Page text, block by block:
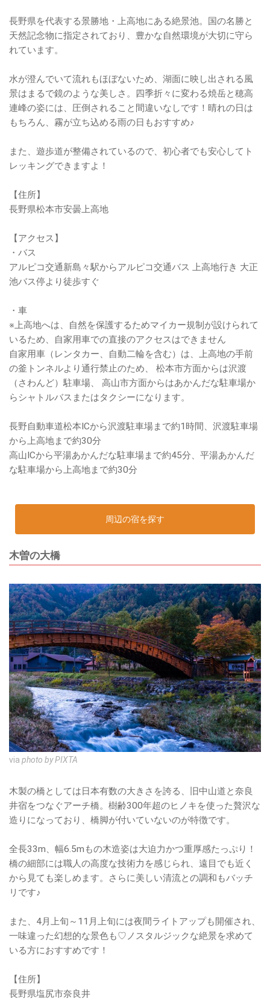
長野県を代表する景勝地・上高地にある絶景池。国の名勝と
天然記念物に指定されており、豊かな自然環境が大切に守ら
れています。
水が澄んでいて流れもほぼないため、湖面に映し出される風
景はまるで鏡のような美しさ。四季折々に変わる焼岳と穂高
連峰の姿には、圧倒されること間違いなしです！晴れの日は
もちろん、霧が立ち込める雨の日もおすすめ♪
また、遊歩道が整備されているので、初心者でも安心してト
レッキングできますよ！
【住所】
長野県松本市安曇上高地
【アクセス】
・バス
アルピコ交通新島々駅からアルピコ交通バス 上高地行き 大正
池バス停より徒歩すぐ
・車
※上高地へは、自然を保護するためマイカー規制が設けられて
いるため、自家用車での直接のアクセスはできません
自家用車（レンタカー、自動二輪を含む）は、上高地の手前
の釜トンネルより通行禁止のため、 松本市方面からは沢渡
（さわんど）駐車場、 高山市方面からはあかんだな駐車場か
らシャトルバスまたはタクシーになります。
長野自動車道松本ICから沢渡駐車場まで約1時間、沢渡駐車場
から上高地まで約30分
高山ICから平湯あかんだな駐車場まで約45分、平湯あかんだ
な駐車場から上高地まで約30分
周辺の宿を探す
木曽の大橋
via photo by PIXTA
木製の橋としては日本有数の大きさを誇る、旧中山道と奈良
井宿をつなぐアーチ橋。樹齢300年超のヒノキを使った贅沢な
造りになっており、橋脚が付いていないのが特徴です。
全長33m、幅6.5mもの木造姿は大迫力かつ重厚感たっぷり！
橋の細部には職人の高度な技術力を感じられ、遠目でも近く
から見ても楽しめます。さらに美しい清流との調和もバッチ
リです♪
また、4月上旬～11月上旬には夜間ライトアップも開催され、
一味違った幻想的な景色も♡ノスタルジックな絶景を求めて
いる方におすすめです！
【住所】
長野県塩尻市奈良井